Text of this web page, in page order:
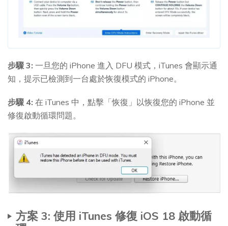
步驟 3: 一旦您的 iPhone 進入 DFU 模式，iTunes 會顯示通
知，提示已檢測到一台處於恢復模式的 iPhone。
步驟 4: 在 iTunes 中，點擊「恢復」以恢復您的 iPhone 並
修復啟動循環問題。
方案 3: 使用 iTunes 修復 iOS 18 啟動循